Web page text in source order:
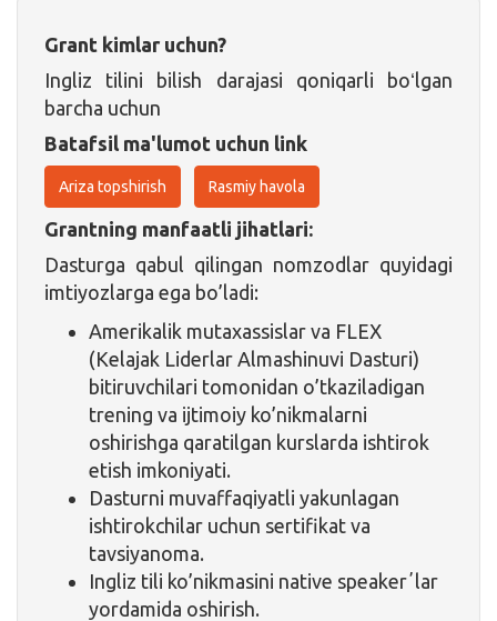
Grant kimlar uchun?
Ingliz tilini bilish darajasi qoniqarli boʻlgan
barcha uchun
Batafsil ma'lumot uchun link
Ariza topshirish Rasmiy havola
Grantning manfaatli jihatlari:
Dasturga qabul qilingan nomzodlar quyidagi
imtiyozlarga ega bo’ladi:
Amerikalik mutaxassislar va FLEX
(Kelajak Liderlar Almashinuvi Dasturi)
bitiruvchilari tomonidan o’tkaziladigan
trening va ijtimoiy ko’nikmalarni
oshirishga qaratilgan kurslarda ishtirok
etish imkoniyati.
Dasturni muvaffaqiyatli yakunlagan
ishtirokchilar uchun sertifikat va
tavsiyanoma.
Ingliz tili ko’nikmasini native speakerʼlar
yordamida oshirish.